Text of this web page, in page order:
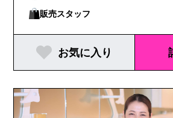
店）
販売スタッフ
お気に入り